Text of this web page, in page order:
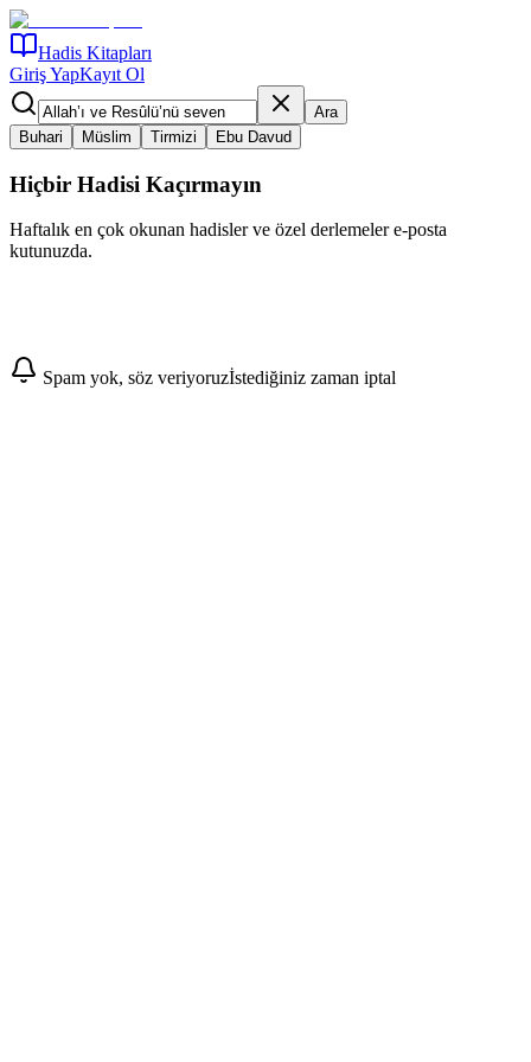
Hadis Kitapları
Giriş YapKayıt Ol
Ara
Buhari
Müslim Tirmizi Ebu Davud
Hiçbir Hadisi Kaçırmayın
Haftalık en çok okunan hadisler ve özel derlemeler e-posta
kutunuzda.
Abone Ol
Spam yok, söz veriyoruzİstediğiniz zaman iptal